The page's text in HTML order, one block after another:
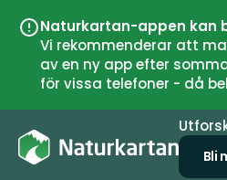
Naturkartan-appen kan
Vi rekommenderar att
av en ny app efter
för vissa telefoner - då
Bli